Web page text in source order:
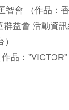
會 （作品：
益會 活動資訊
：